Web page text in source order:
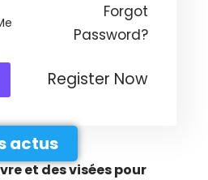
Forgot
Password?
Register Now
actus
et des visées pour